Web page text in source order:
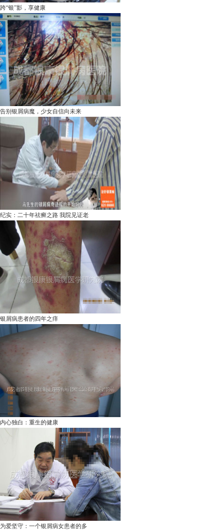
跨“银”影，享健康
告别银屑病魔，少女自信向未来
纪实：二十年祛癣之路 我院见证老
银屑病患者的四年之痒
内心独白：重生的健康
为爱坚守：一个银屑病女患者的多